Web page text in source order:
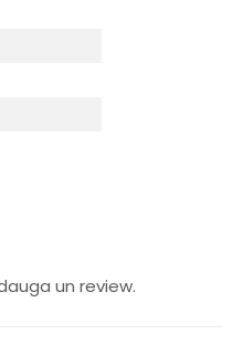
un review.